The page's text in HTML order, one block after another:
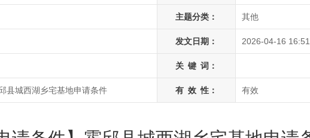
主题分类： 其他
发文日期： 2026-04-16 16:51
关 键 词：
县城西湖乡宅基地申请条件 有 效 性： 有效